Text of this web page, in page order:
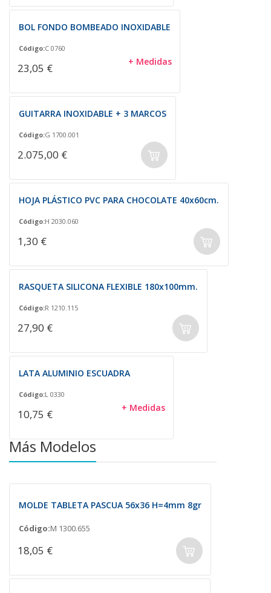
BOL FONDO BOMBEADO INOXIDABLE
Código:C 0760
23,05 € + Medidas
GUITARRA INOXIDABLE + 3 MARCOS
Código:G 1700.001
2.075,00 €
HOJA PLÁSTICO PVC PARA CHOCOLATE 40x60cm.
Código:H 2030.060
1,30 €
RASQUETA SILICONA FLEXIBLE 180x100mm.
Código:R 1210.115
27,90 €
LATA ALUMINIO ESCUADRA
Código:L 0330
10,75 € + Medidas
Más Modelos
MOLDE TABLETA PASCUA 56x36 H=4mm 8gr
Código:M 1300.655
18,05 €